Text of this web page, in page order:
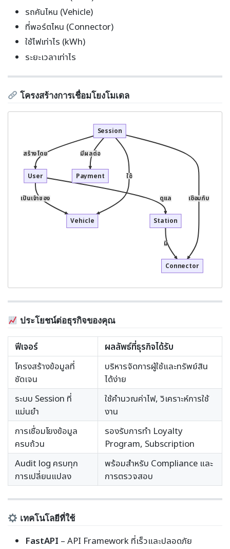
รถคันไหน (Vehicle)
ที่พอร์ตไหน (Connector)
ใช้ไฟเท่าไร (kWh)
ระยะเวลาเท่าไร
โครงสร้างการเชื่อมโยงโมเดล
เป็นเจ้าของ ดูแล
มี
เชื่อมกับ
สร้างโดย
ใช้
มีผลต่อ
User
Vehicle Station
Connector
Session
Payment
ประโยชน์ต่อธุรกิจของคุณ
ฟีเจอร์
ผลลัพธ์ที่ธุรกิจได้รับ
โครงสร้างข้อมูลที่
ชัดเจน
บริหารจัดการผู้ใช้และทรัพย์สิน
ได้ง่าย
ระบบ Session ที่
แม่นยำ
ใช้คำนวณค่าไฟ, วิเคราะห์การใช้
งาน
การเชื่อมโยงข้อมูล
ครบถ้วน
รองรับการทำ Loyalty
Program, Subscription
Audit log ครบทุก
การเปลี่ยนแปลง
พร้อมสำหรับ Compliance และ
การตรวจสอบ
เทคโนโลยีที่ใช้
FastAPI – API Framework ที่เร็วและปลอดภัย